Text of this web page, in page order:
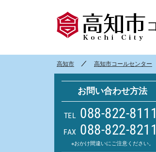
高知市 高知市コールセンター
お問い合わせ方法
TEL 088-822-8111
FAX 088-822-8211
※おかけ間違いにご注意ください。